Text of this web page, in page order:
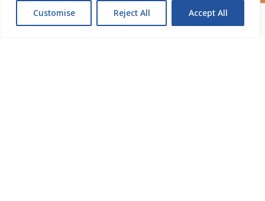
Customise Reject All Accept All
Model współpracy